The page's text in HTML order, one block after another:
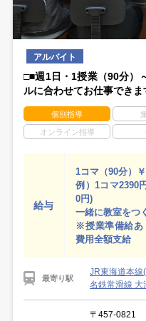
アルバイト
□■週1日・1授業（90分）
ルに合わせてお仕事できま
個別指導
オンライン指導
給与
1コマ（90分）
例）1コマ2390
0円)
一緒に教室をつ
※授業準備給あ
費用全額支給
最寄り駅
JR東海道本線
名鉄常滑線 大
〒457-0821